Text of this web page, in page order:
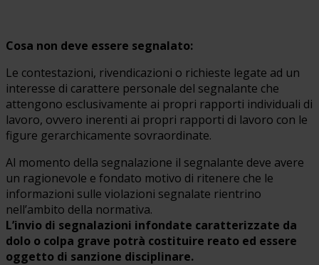
Cosa non deve essere segnalato:
Le contestazioni, rivendicazioni o richieste legate ad un
interesse di carattere personale del segnalante che
attengono esclusivamente ai propri rapporti individuali di
lavoro, ovvero inerenti ai propri rapporti di lavoro con le
figure gerarchicamente sovraordinate.
Al momento della segnalazione il segnalante deve avere
un ragionevole e fondato motivo di ritenere che le
informazioni sulle violazioni segnalate rientrino
nell’ambito della normativa.
L’invio di segnalazioni infondate caratterizzate da
dolo o colpa grave potrà costituire reato ed essere
oggetto di sanzione disciplinare.